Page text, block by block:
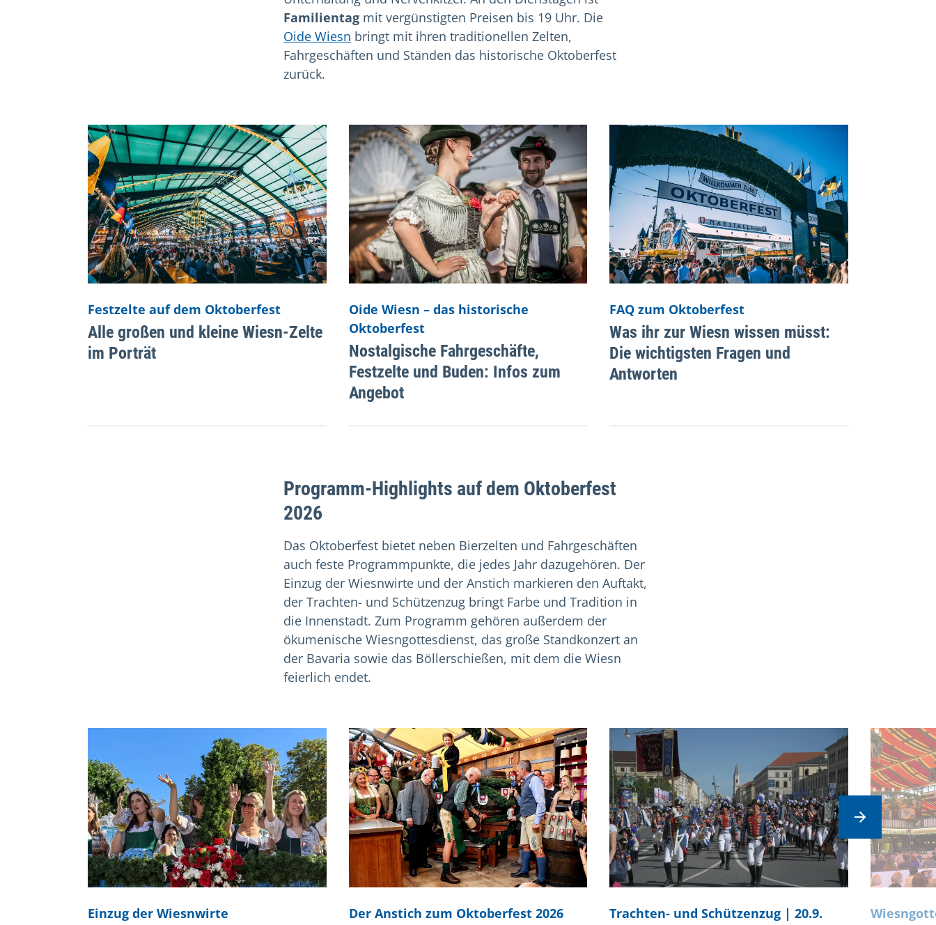
Familientag mit vergünstigten Preisen bis 19 Uhr. Die
Oide Wiesn bringt mit ihren traditionellen Zelten,
Fahrgeschäften und Ständen das historische Oktoberfest
zurück.
Festzelte auf dem Oktoberfest
Alle großen und kleine Wiesn-Zelte
im Porträt
Oide Wiesn – das historische
Oktoberfest
Nostalgische Fahrgeschäfte,
Festzelte und Buden: Infos zum
Angebot
FAQ zum Oktoberfest
Was ihr zur Wiesn wissen müsst:
Die wichtigsten Fragen und
Antworten
Programm-Highlights auf dem Oktoberfest
2026
Das Oktoberfest bietet neben Bierzelten und Fahrgeschäften
auch feste Programmpunkte, die jedes Jahr dazugehören. Der
Einzug der Wiesnwirte und der Anstich markieren den Auftakt,
der Trachten- und Schützenzug bringt Farbe und Tradition in
die Innenstadt. Zum Programm gehören außerdem der
ökumenische Wiesngottesdienst, das große Standkonzert an
der Bavaria sowie das Böllerschießen, mit dem die Wiesn
feierlich endet.
This is a carousel with rotating cards. Use the previous and next buttons to navigate, and Enter to activate cards.
Einzug der Wiesnwirte Der Anstich zum Oktoberfest 2026 Trachten- und Schützenzug | 20.9.
Nächstes